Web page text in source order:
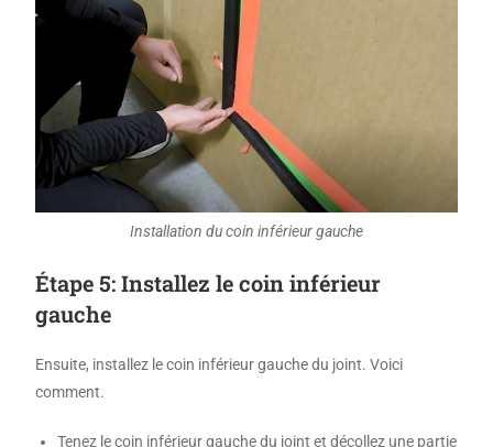
Installation du coin inférieur gauche
Étape 5: Installez le coin inférieur
gauche
Ensuite, installez le coin inférieur gauche du joint. Voici
comment.
Tenez le coin inférieur gauche du joint et décollez une partie